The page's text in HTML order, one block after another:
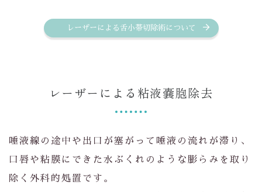
レーザーによる舌小帯切除術について
レーザーによる粘液嚢胞除去
唾液線の途中や出口が塞がって唾液の流れが滞り、
口唇や粘膜にできた水ぶくれのような膨らみを取り
除く外科的処置です。